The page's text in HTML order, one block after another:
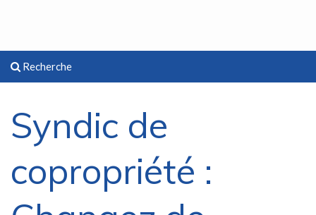
Recherche
Syndic de
copropriété :